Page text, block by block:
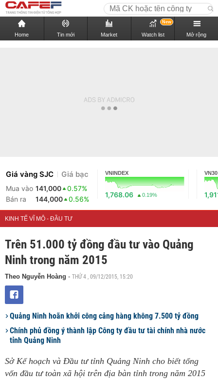
Home Tin mới Market Watch list
New
Mở rộng
Giá vàng SJC Giá bạc
Mua vào 141,000
0.57%
Bán ra
144,000 0.56%
VNINDEX
1,768.06 0.19%
VN30
KINH TẾ VĨ MÔ - ĐẦU TƯ
Trên 51.000 tỷ đồng đầu tư vào Quảng
Ninh trong năm 2015
Theo Nguyễn Hoàng - THỨ 4 , 09/12/2015, 15:20
Quảng Ninh hoãn khởi công cảng hàng không 7.500 tỷ đồng
Chính phủ đồng ý thành lập Công ty đầu tư tài chính nhà nước
tỉnh Quảng Ninh
Sở Kế hoạch và Đầu tư tỉnh Quảng Ninh cho biết tổng
vốn đầu tư toàn xã hội trên địa bàn tỉnh trong năm 2015